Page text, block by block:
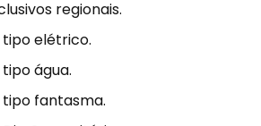
regionais.
elétrico.
água.
fantasma.